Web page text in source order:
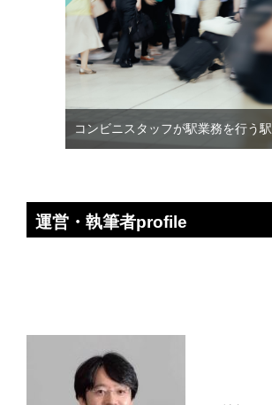
コンビニスタッフが駅業務を行う駅
運営・執筆者profile